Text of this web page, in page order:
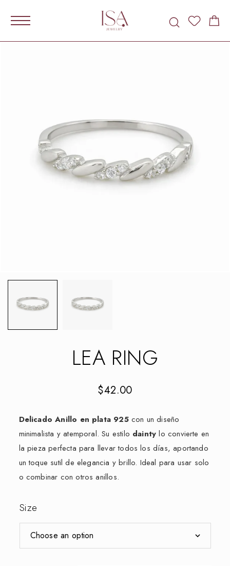
LEA RING
$42.00
Delicado Anillo en plata 925con un diseño
minimalista y atemporal. Su estilo dainty lo convierte en
la pieza perfecta para llevar todos los días, aportando
un toque sutil de elegancia y brillo. Ideal para usar solo
o combinar con otros anillos.
Size